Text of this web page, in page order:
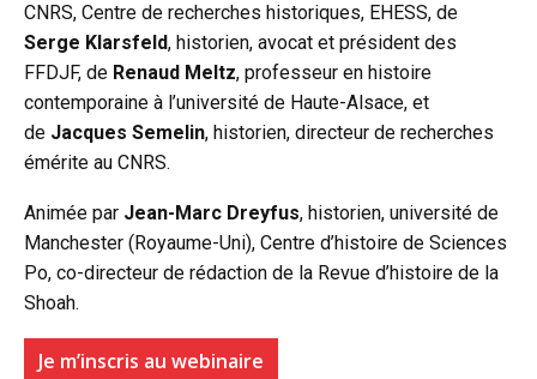
CNRS, Centre de recherches historiques, EHESS, de
Serge Klarsfeld, historien, avocat et président des
FFDJF, de Renaud Meltz, professeur en histoire
contemporaine à l’université de Haute-Alsace, et
de Jacques Semelin, historien, directeur de recherches
émérite au CNRS.
Animée par Jean-Marc Dreyfus, historien, université de
Manchester (Royaume-Uni), Centre d’histoire de Sciences
Po, co-directeur de rédaction de la Revue d’histoire de la
Shoah.
Je m’inscris au webinaire